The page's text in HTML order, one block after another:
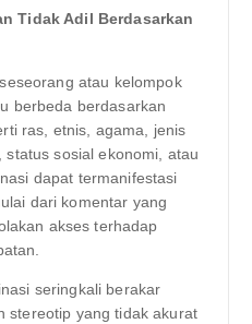
Tidak Adil Berdasarkan
atau kelompok
berbeda berdasarkan
ras, etnis, agama, jenis
status sosial ekonomi, atau
dapat termanifestasi
dari komentar yang
akses terhadap
seringkali berakar
stereotip yang tidak akurat